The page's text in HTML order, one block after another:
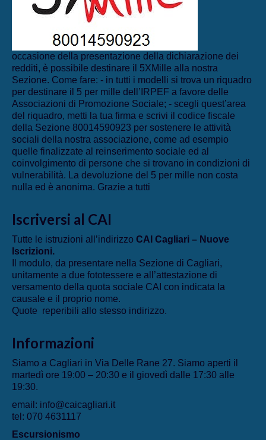
occasione della presentazione della dichiarazione dei
redditi, è possibile destinare il 5XMille alla nostra
Sezione. Come fare: - in tutti i modelli si trova un riquadro
per destinare il 5 per mille dell’IRPEF a favore delle
Associazioni di Promozione Sociale; - scegli quest’area
del riquadro, metti la tua firma e scrivi il codice fiscale
della Sezione 80014590923 per sostenere le attività
sociali della nostra associazione, come ad esempio
quelle finalizzate al reinserimento sociale ed al
coinvolgimento di persone che si trovano in condizioni di
vulnerabilità. La devoluzione del 5 per mille non costa
nulla ed è anonima. Grazie a tutti
Iscriversi al CAI
Tutte le istruzioni all’indirizzo CAI Cagliari – Nuove
Iscrizioni.
Il modulo, da presentare nella Sezione di Cagliari,
unitamente a due fototessere e all’attestazione di
versamento della quota sociale CAI con indicata la
causale e il proprio nome.
Quote reperibili allo stesso indirizzo.
Informazioni
Siamo a Cagliari in Via Delle Rane 27. Siamo aperti il
martedì ore 19:00 – 20:30 e il giovedì dalle 17:30 alle
19:30.
email: info@caicagliari.it
tel: 070 4631117
Escursionismo